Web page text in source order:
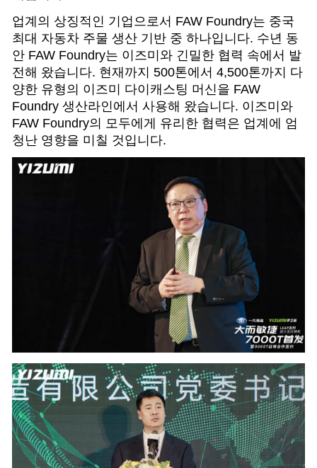
업계의 상징적인 기업으로서 FAW Foundry는 중국
최대 자동차 주물 생산 기반 중 하나입니다. 수년 동
안 FAW Foundry는 이즈미와 긴밀한 협력 속에서 발
전해 왔습니다. 현재까지 500톤에서 4,500톤까지 다
양한 유형의 이즈미 다이캐스팅 머신을 FAW
Foundry 생산라인에서 사용해 왔습니다. 이즈미와
FAW Foundry의 모두에게 유리한 협력은 업계에 엄
청난 영향을 미칠 것입니다.